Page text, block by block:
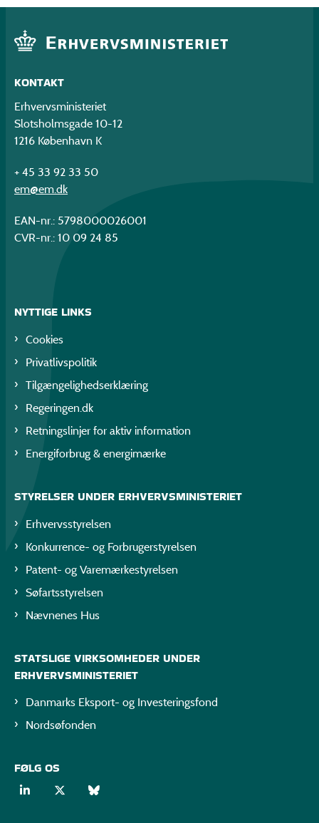
KONTAKT
Erhvervsministeriet
Slotsholmsgade 10-12
1216 København K
+ 45 33 92 33 50
em@em.dk
EAN-nr.: 5798000026001
CVR-nr.: 10 09 24 85
NYTTIGE LINKS
Cookies
Privatlivspolitik
Tilgængelighedserklæring
Regeringen.dk
Retningslinjer for aktiv information
Energiforbrug & energimærke
STYRELSER UNDER ERHVERVSMINISTERIET
Erhvervsstyrelsen
Konkurrence- og Forbrugerstyrelsen
Patent- og Varemærkestyrelsen
Søfartsstyrelsen
Nævnenes Hus
STATSLIGE VIRKSOMHEDER UNDER
ERHVERVSMINISTERIET
Danmarks Eksport- og Investeringsfond
Nordsøfonden
FØLG OS